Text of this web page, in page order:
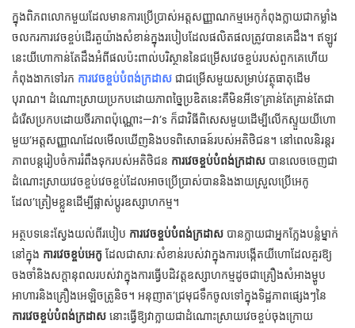
ក្នុងពិភពលោកមួយដែលមានការប្រើប្រាស់អត្តសញ្ញាណកម្មអេកូកំពុងក្លាយជាកម្លាំង
ចលករការវេចខ្ចប់ដើរតួយ៉ាងសំខាន់ក្នុងរបៀបដែលផលិតផលត្រូវបានគេដឹង។ ឥឡូវ
នេះយីហោកាន់តែដឹងអំពីផលប៉ះពាល់បរិស្ថាននៃជម្រើសវេចខ្ចប់របស់ពួកគេហើយ
កំពុងងាកទៅរក ការវេចខ្ចប់បំពង់ក្រដាស ជាជម្រើសមួយសម្រាប់វត្ថុធាតុដើម
បុរាណ។ ដំណោះស្រាយប្រកបដោយភាពច្នៃប្រឌិតនេះគឺមិនអីទេ’គ្រាន់តែគ្រាន់តែជា
ជំរើសប្រកបដោយចីរភាពប៉ុណ្ណោះ—វា’s ក៏ជាវិធីពិសេសមួយដើម្បីលើកស្ទួយយីហោ
មួយ’អត្តសញ្ញាណដែលមើលឃើញនិងបទពិសោធន៍របស់អតិថិជន។ នៅពេលនិរន្តរ
ភាពបន្តរៀបចំការរំពឹងទុករបស់អតិថិជន ការវេចខ្ចប់បំពង់ក្រដាស បានលេចចេញជា
ដំណោះស្រាយវេចខ្ចប់វេចខ្ចប់ដែលអាចប្រើប្រាស់បាននិងងាយស្រួលប្រើអេកូ
ដែល’ត្រៀមខ្លួនដើម្បីផ្លាស់ប្តូរឧស្សាហកម្ម។
អត្ថបទនេះស្វែងយល់ពីរបៀប ការវេចខ្ចប់បំពង់ក្រដាស បានក្លាយជាអ្នកក្លែងបន្លំម្នាក់
នៅក្នុង ការវេចខ្ចប់អេកូ ដែលជាសារៈសំខាន់របស់វាក្នុងការបង្កើតយីហោដែលគួរឱ្យ
ចងចាំនិងសក្តានុពលរបស់វាក្នុងការធ្វើបដិវត្តឧស្សាហកម្មដូចជាគ្រឿងសំអាងម្ហូប
អាហារនិងគ្រឿងអេឡិចត្រូនិច។ អនុញាត’ជ្រមុជទឹកចូលទៅក្នុងទិដ្ឋភាពផ្សេងៗនៃ
ការវេចខ្ចប់បំពង់ក្រដាស នោះធ្វើឱ្យវាក្លាយជាដំណោះស្រាយវេចខ្ចប់ចុងក្រោយ